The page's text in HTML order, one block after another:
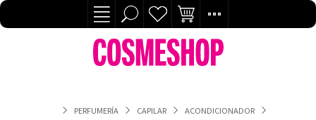
PERFUMERÍA CAPILAR ACONDICIONADOR